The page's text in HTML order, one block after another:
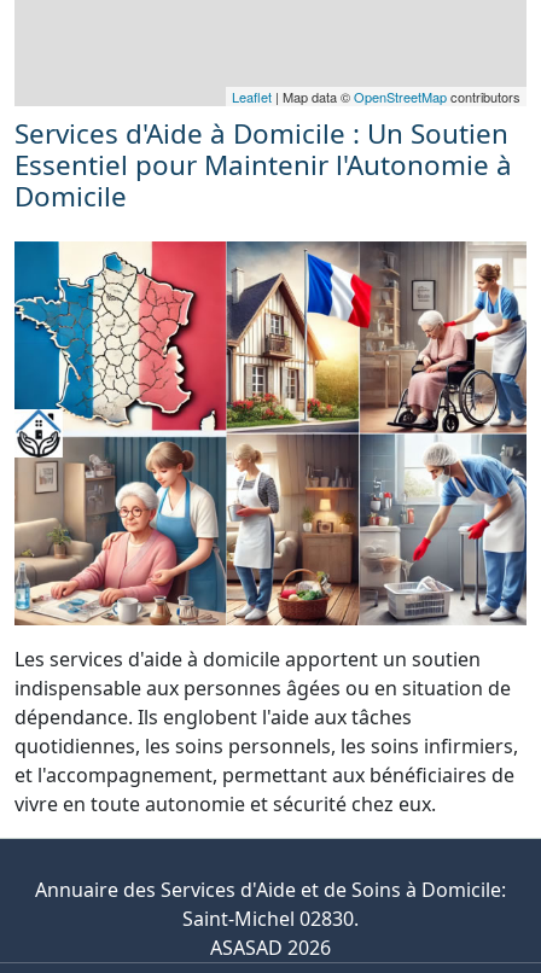
Leaflet | Map data ©OpenStreetMapcontributors
Services d'Aide à Domicile : Un Soutien
Essentiel pour Maintenir l'Autonomie à
Domicile
Les services d'aide à domicile apportent un soutien
indispensable aux personnes âgées ou en situation de
dépendance. Ils englobent l'aide aux tâches
quotidiennes, les soins personnels, les soins infirmiers,
et l'accompagnement, permettant aux bénéficiaires de
vivre en toute autonomie et sécurité chez eux.
Annuaire des Services d'Aide et de Soins à Domicile:
Saint-Michel 02830.
ASASAD 2026